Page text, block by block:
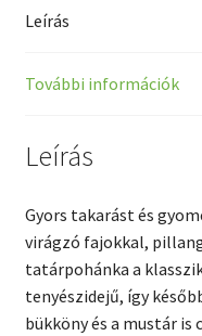
Leírás
További információk
Leírás
Gyors takarást és
virágzó fajokkal,
tatárpohánka a
tenyészidejű, így
bükköny és a mustár